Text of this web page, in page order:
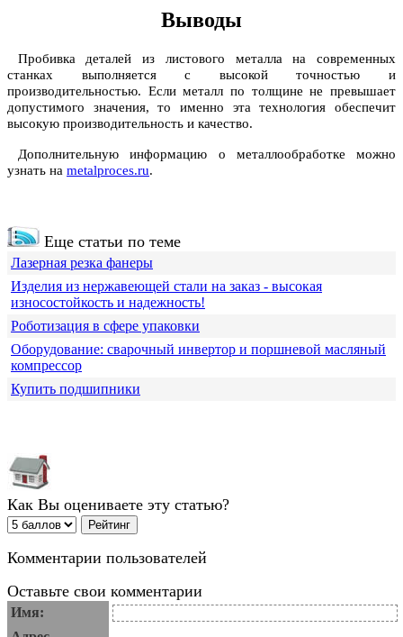
Выводы
Пробивка деталей из листового металла на современных
станках выполняется с высокой точностью и
производительностью. Если металл по толщине не превышает
допустимого значения, то именно эта технология обеспечит
высокую производительность и качество.
Дополнительную информацию о металлообработке можно
узнать на metalproces.ru.
Еще статьи по теме
Лазерная резка фанеры
Изделия из нержавеющей стали на заказ - высокая
износостойкость и надежность!
Роботизация в сфере упаковки
Оборудование: сварочный инвертор и поршневой масляный
компрессор
Купить подшипники
Как Вы оцениваете эту статью?
Комментарии пользователей
Оставьте свои комментарии
Имя: